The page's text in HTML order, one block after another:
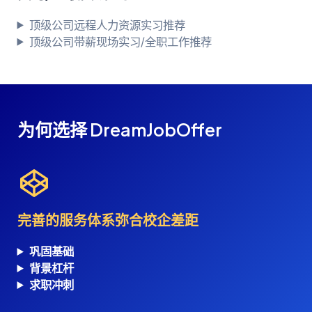
顶级公司远程人力资源实习推荐
顶级公司带薪现场实习/全职工作推荐
为何选择 DreamJobOffer
完善的服务体系弥合校企差距
巩固基础
背景杠杆
求职冲刺